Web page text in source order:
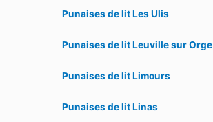
Punaises de lit Les Ulis
Punaises de lit Leuville sur Orge
Punaises de lit Limours
Punaises de lit Linas